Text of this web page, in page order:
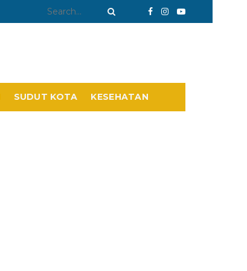
SUDUT KOTA KESEHATAN